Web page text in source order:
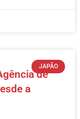
JAPÃO
de
a